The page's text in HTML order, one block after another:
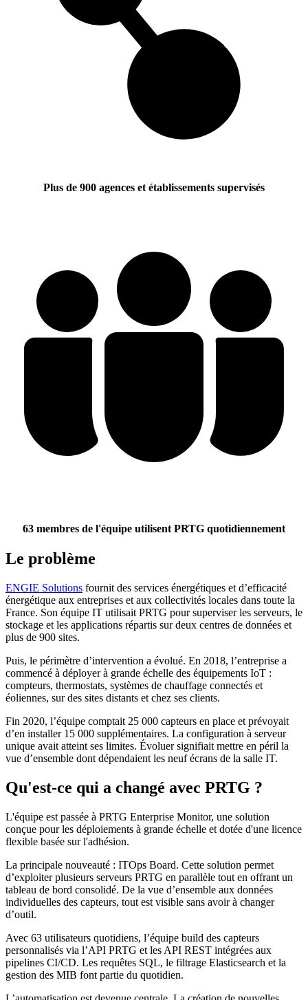
Plus de 900 agences et établissements supervisés
63 membres de l'équipe utilisent PRTG quotidiennement
Le problème
ENGIE Solutions fournit des services énergétiques et d’efficacité
énergétique aux entreprises et aux collectivités locales dans toute la
France. Son équipe IT utilisait PRTG pour superviser les serveurs, le
stockage et les applications répartis sur deux centres de données et
plus de 900 sites.
Puis, le périmètre d’intervention a évolué. En 2018, l’entreprise a
commencé à déployer à grande échelle des équipements IoT :
compteurs, thermostats, systèmes de chauffage connectés et
éoliennes, sur des sites distants et chez ses clients.
Fin 2020, l’équipe comptait 25 000 capteurs en place et prévoyait
d’en installer 15 000 supplémentaires. La configuration à serveur
unique avait atteint ses limites. Évoluer signifiait mettre en péril la
vue d’ensemble dont dépendaient les neuf écrans de la salle IT.
Qu'est-ce qui a changé avec PRTG ?
L'équipe est passée à PRTG Enterprise Monitor, une solution
conçue pour les déploiements à grande échelle et dotée d'une licence
flexible basée sur l'adhésion.
La principale nouveauté : ITOps Board. Cette solution permet
d’exploiter plusieurs serveurs PRTG en parallèle tout en offrant un
tableau de bord consolidé. De la vue d’ensemble aux données
individuelles des capteurs, tout est visible sans avoir à changer
d’outil.
Avec 63 utilisateurs quotidiens, l’équipe build des capteurs
personnalisés via l’API PRTG et les API REST intégrées aux
pipelines CI/CD. Les requêtes SQL, le filtrage Elasticsearch et la
gestion des MIB font partie du quotidien.